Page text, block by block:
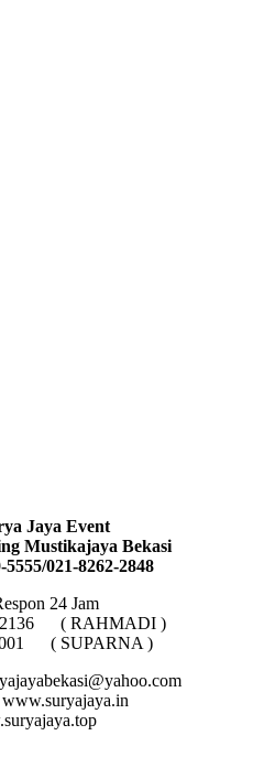
Jaya Event
Mustikajaya Bekasi
021-8262-2848
24 Jam
( RAHMADI )
( SUPARNA )